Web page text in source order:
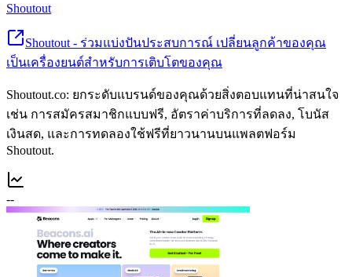
Shoutout
Shoutout - ร่วมแบ่งปันประสบการณ์ เปลี่ยนลูกค้าของคุณ
เป็นเครื่องยนต์สำหรับการเติบโตของคุณ
Shoutout.co: ยกระดับแบรนด์ของคุณด้วยสิ่งตอบแทนที่น่าสนใจ
เช่น การสมัครสมาชิกแบบฟรี, อัตราค่าบริการที่ลดลง, โบนัส
เงินสด, และการทดลองใช้ฟรีที่ยาวนานบนแพลตฟอร์ม
Shoutout.
--